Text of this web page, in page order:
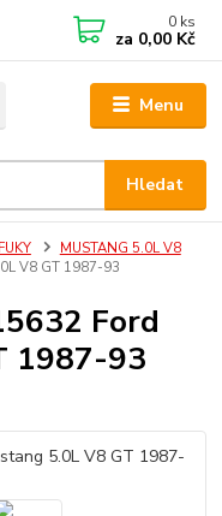
Menu
Hledat
0 ks
za 0,00 Kč
MUSTANG 5.0L V8
V8 GT 1987-93
Ford
1987-93